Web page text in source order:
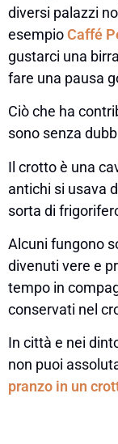
diversi palazzi
esempioCaffé
gustarci una
fare una pausa
Ciò che ha
sono senza
Il crotto è una
antichi si usava
sorta di
Alcuni fungono
divenuti vere e
tempo in
conservati nel
In città e nei
non puoi
pranzo in un